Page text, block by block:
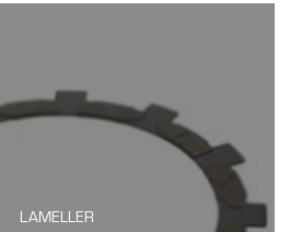
LAMELLER